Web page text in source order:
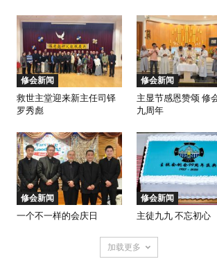
修会新闻
救世主堂迎来新主任司铎
罗秀彪
修会新闻
主显节感恩赞颂 修
九周年
修会新闻
一个不一样的会庆日
修会新闻
主徒九九 不忘初心
加载更多